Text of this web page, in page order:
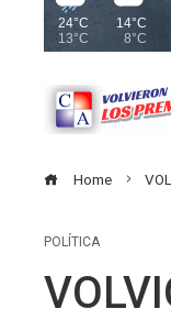
24°C
13°C
14°C
8°C
Home
POLÍTICA